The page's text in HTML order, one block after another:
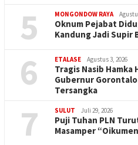
5 MONGONDOW RAYA
Oknum Pejabat
Kandung Jadi Supir
6 ETALASE Agustus 3, 2026
Tragis Nasib Hamka
Gubernur
Tersangka
7 SULUT Juli 29, 2026
Puji Tuhan PLN
Masamper